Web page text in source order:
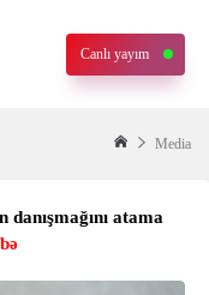
Canlı yayım
Media
atama